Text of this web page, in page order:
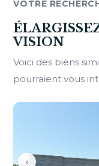
VOTRE
VISION
Voici des biens
pourraient vous
‹